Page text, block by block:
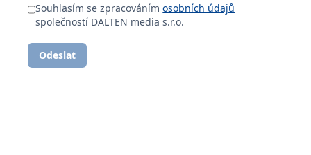
Souhlasím se zpracovánímosobních údajů
společností DALTEN media s.r.o.
Odeslat